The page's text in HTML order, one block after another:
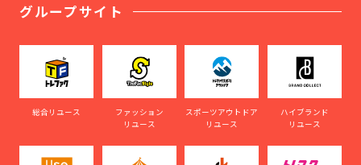
グループサイト
総合リユース
ファッション
リユース
スポーツアウトドア
リユース
ハイブランド
リユース